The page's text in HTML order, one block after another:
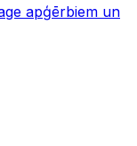
apģērbiem un